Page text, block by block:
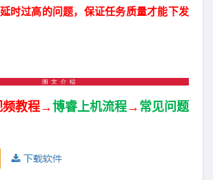
时过高的问题，保证任务质量才能下发
频教程→博睿上机流程→常见问题